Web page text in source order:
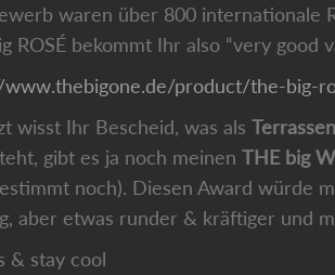
waren über 800 internationale
ROSÉ bekommt Ihr also “very good
product/the-big-
wisst Ihr Bescheid, was als
gibt es ja noch meinen THE big
noch). Diesen Award würde
aber etwas runder & kräftiger und
& stay cool